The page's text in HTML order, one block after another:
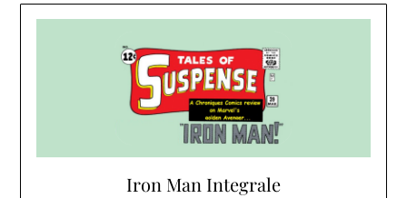
Iron Man Integrale